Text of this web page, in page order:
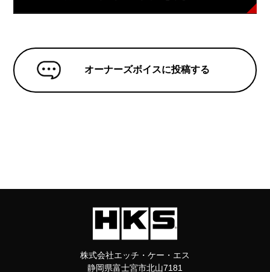
オーナーズボイスに投稿する
株式会社エッチ・ケー・エス
静岡県富士宮市北山7181